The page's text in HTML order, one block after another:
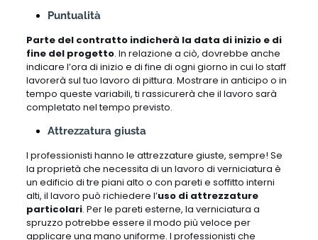
Puntualità
Parte del contratto indicherà la data di inizio e di
fine del progetto. In relazione a ciò, dovrebbe anche
indicare l’ora di inizio e di fine di ogni giorno in cui lo staff
lavorerà sul tuo lavoro di pittura. Mostrare in anticipo o in
tempo queste variabili, ti rassicurerà che il lavoro sarà
completato nel tempo previsto.
Attrezzatura giusta
I professionisti hanno le attrezzature giuste, sempre! Se
la proprietà che necessita di un lavoro di verniciatura è
un edificio di tre piani alto o con pareti e soffitto interni
alti, il lavoro può richiedere l’uso di attrezzature
particolari. Per le pareti esterne, la verniciatura a
spruzzo potrebbe essere il modo più veloce per
applicare una mano uniforme. I professionisti che